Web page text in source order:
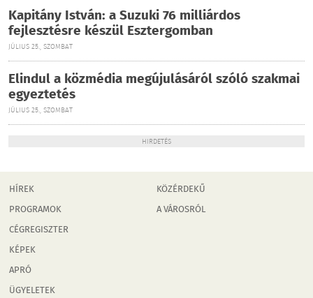
Kapitány István: a Suzuki 76 milliárdos
fejlesztésre készül Esztergomban
JÚLIUS 25., SZOMBAT
Elindul a közmédia megújulásáról szóló szakmai
egyeztetés
JÚLIUS 25., SZOMBAT
HIRDETÉS
HÍREK
PROGRAMOK
CÉGREGISZTER
KÉPEK
APRÓ
ÜGYELETEK
KÖZÉRDEKŰ
A VÁROSRÓL